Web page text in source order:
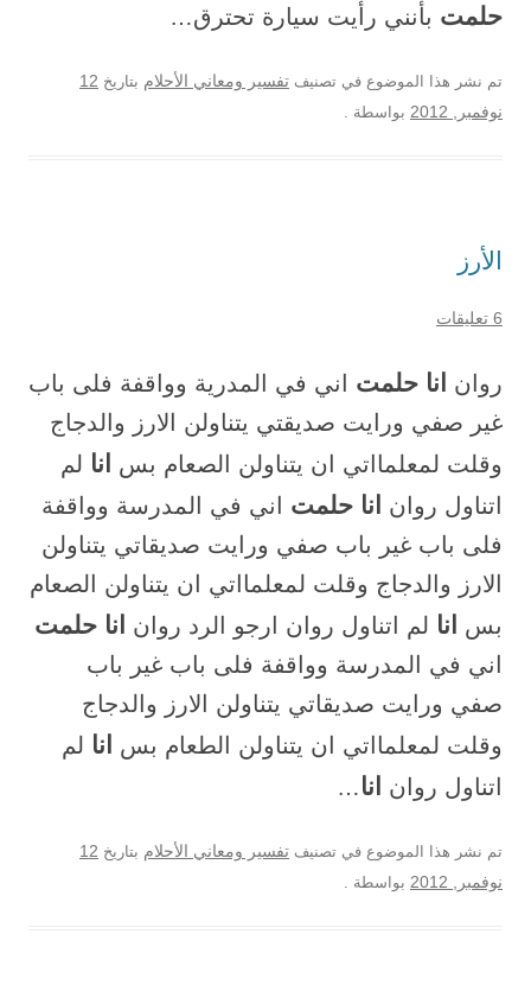
حلمت بأنني رأيت سيارة تحترق…
تم نشر هذا الموضوع في تصنيف تفسير ومعاني الأحلام بتاريخ 12
نوفمبر, 2012
بواسطة .
الأرز
6 تعليقات
روان انا حلمت اني في المدرية وواقفة فلى باب
غير صفي ورايت صديقتي يتناولن الارز والدجاج
وقلت لمعلمااتي ان يتناولن الصعام بس
انا لم
اتناول روان
انا حلمت اني في المدرسة وواقفة
فلى باب غير باب صفي ورايت صديقاتي يتناولن
الارز والدجاج وقلت لمعلمااتي ان يتناولن الصعام
بس
انا لم اتناول روان ارجو الرد روان انا حلمت
اني في المدرسة وواقفة فلى باب غير باب
صفي ورايت صديقاتي يتناولن الارز والدجاج
وقلت لمعلمااتي ان يتناولن الطعام بس
انا لم
اتناول روان
انا…
تم نشر هذا الموضوع في تصنيف تفسير ومعاني الأحلام بتاريخ 12
نوفمبر, 2012
بواسطة .